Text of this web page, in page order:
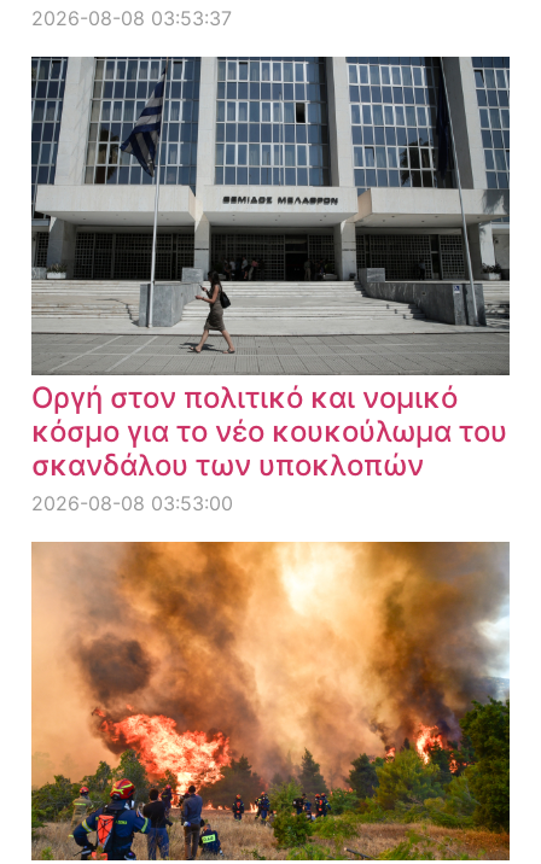
2026-08-08 03:53:37
Οργή στον πολιτικό και νομικό
κόσμο για το νέο κουκούλωμα του
σκανδάλου των υποκλοπών
2026-08-08 03:53:00